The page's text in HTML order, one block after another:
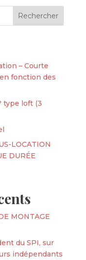
– Courte
fonction des
type loft (3
LOCATION
DURÉE
MONTAGE
du SPI, sur
indépendants